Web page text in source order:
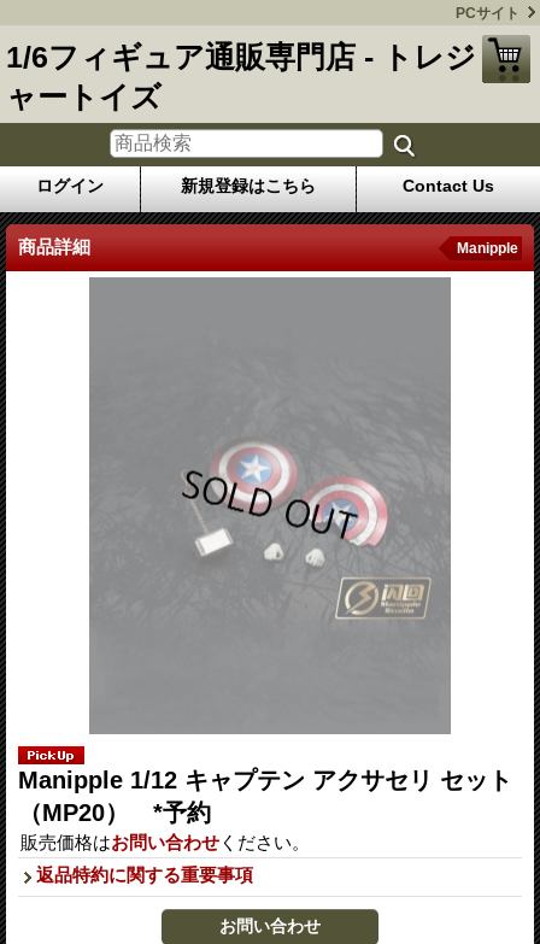
PCサイト
1/6フィギュア通販専門店 - トレジ
ャートイズ
ログイン 新規登録はこちら Contact Us
商品詳細 Manipple
Manipple 1/12 キャプテン アクサセリ セット
（MP20） *予約
販売価格はお問い合わせ ください。
返品特約に関する重要事項